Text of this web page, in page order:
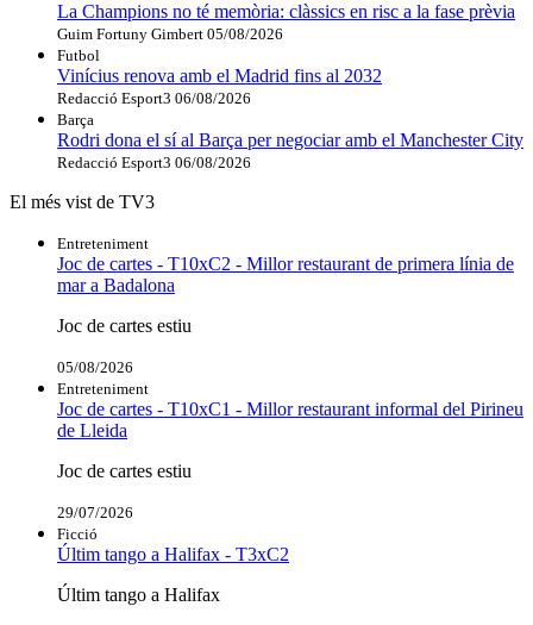
La Champions no té memòria: clàssics en risc a la fase prèvia
Guim Fortuny Gimbert 05/08/2026
Futbol
Vinícius renova amb el Madrid fins al 2032
Redacció Esport3 06/08/2026
Barça
Rodri dona el sí al Barça per negociar amb el Manchester City
Redacció Esport3 06/08/2026
El més vist de TV3
Entreteniment
Joc de cartes - T10xC2 - Millor restaurant de primera línia de
mar a Badalona
Joc de cartes estiu
05/08/2026
Entreteniment
Joc de cartes - T10xC1 - Millor restaurant informal del Pirineu
de Lleida
Joc de cartes estiu
29/07/2026
Ficció
Últim tango a Halifax - T3xC2
Últim tango a Halifax